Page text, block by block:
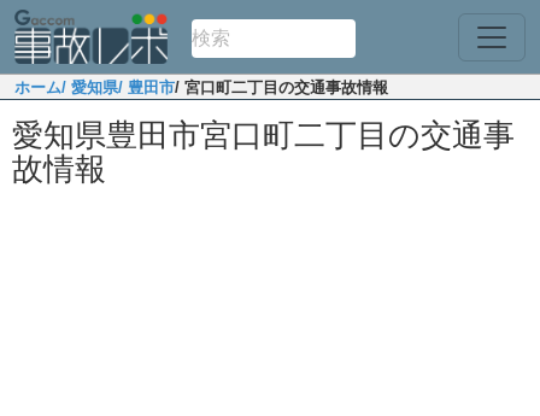
ホーム/ 愛知県/ 豊田市/ 宮口町二丁目の交通事故情報
愛知県豊田市宮口町二丁目の交通事
故情報